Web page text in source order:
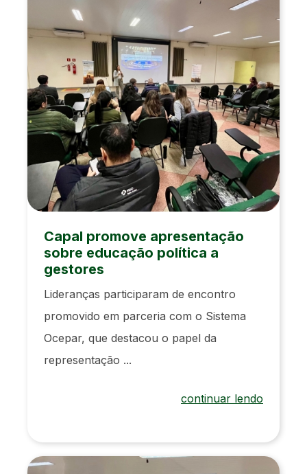
Capal promove apresentação
sobre educação política a
gestores
Lideranças participaram de encontro
promovido em parceria com o Sistema
Ocepar, que destacou o papel da
representação ...
continuar lendo